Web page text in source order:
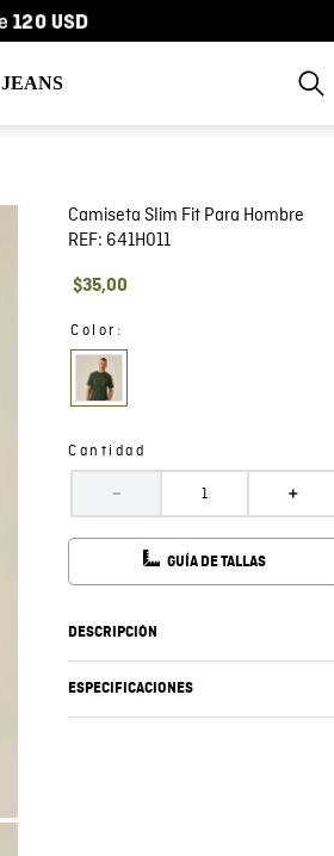
JEANS
Camiseta Slim Fit Para Hombre
REF: 641H011
$35,00
Color :
Cantidad
＋
－
GUÍA DE TALLAS
DESCRIPCIÓN
ESPECIFICACIONES